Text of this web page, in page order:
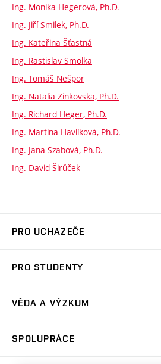
Ing. Monika Hegerová, Ph.D.
Ing. Jiří Smilek, Ph.D.
Ing. Kateřina Šťastná
Ing. Rastislav Smolka
Ing. Tomáš Nešpor
Ing. Natalia Zinkovska, Ph.D.
Ing. Richard Heger, Ph.D.
Ing. Martina Havlíková, Ph.D.
Ing. Jana Szabová, Ph.D.
Ing. David Širůček
PRO UCHAZEČE
Jak se dostat na FCH
Den otevřených dveří
PRO STUDENTY
Studijní programy
Pro prváky
VĚDA A VÝZKUM
SPOLUPRÁCE